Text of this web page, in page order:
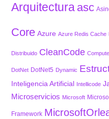
Arquitectura asc
Core Azure Azure Redis Cache
Distribuido CleanCode
DotNet DotNet5 Dynamic
Inteligencia Artificial Intellicode
Microservicios Microsoft
Framework